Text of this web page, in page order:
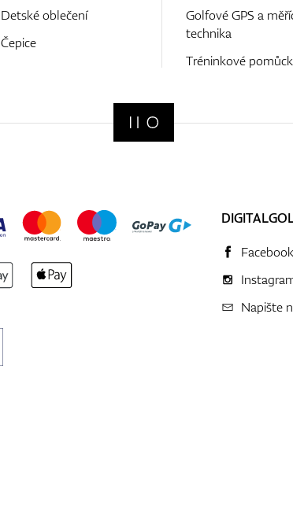
Detské oblečení
Čepice
Golfové GPS a
technika
Tréninkové
Facebook
Napište